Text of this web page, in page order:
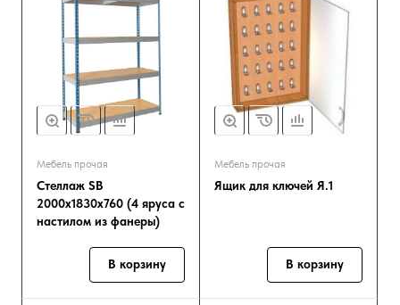
Мебель прочая
Стеллаж SB
2000х1830х760 (4 яруса с
настилом из фанеры)
В корзину
Мебель прочая
Ящик для ключей Я.1
В корзину